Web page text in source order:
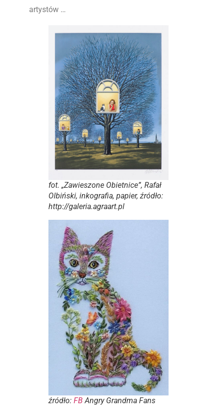
artystów …
fot. „Zawieszone Obietnice”, Rafał
Olbiński, inkografia, papier, źródło:
http://galeria.agraart.pl
źródło: FBAngry Grandma Fans